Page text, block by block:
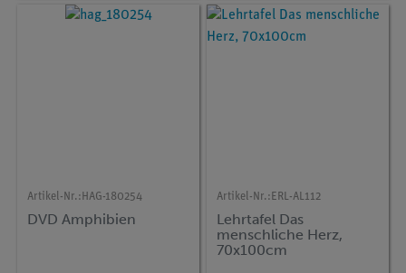
Artikel-Nr.: HAG-180254
DVD Amphibien
Artikel-Nr.: ERL-AL112
Lehrtafel Das
menschliche Herz,
70x100cm